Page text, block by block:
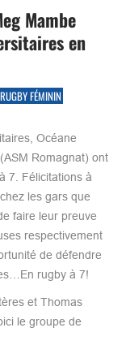
Mambe
en
RUGBY FÉMININ
Océane
Romagnat) ont
7. Félicitations à
les gars que
faire leur preuve
respectivement
de défendre
rugby à 7!
et Thomas
le groupe de